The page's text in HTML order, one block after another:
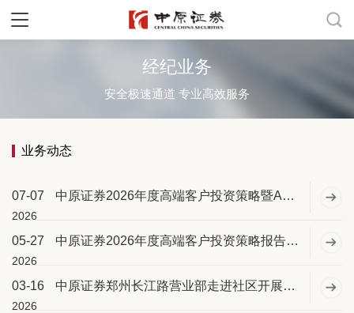
经纪业务
安全极速通道 专业高效服务
业务动态
07-07
2026
中原证券2026年度高端客户投资策略暨A股中期投资策略报告会（漯河站）成功举办
05-27
2026
中原证券2026年度高端客户投资策略报告会（周口站）成功举办
03-16
2026
中原证券郑州长江路营业部走进社区开展老年投资者教育活动